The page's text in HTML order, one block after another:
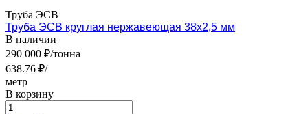
Труба ЭСВ
Труба ЭСВ круглая нержавеющая 38х2,5 мм
В наличии
290 000 ₽/тонна
638.76 ₽/
метр
В корзину